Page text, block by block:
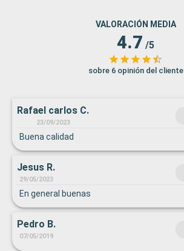
VALORACIÓN MEDIA
4.7 /5
sobre 6 opinión del cliente
Rafael carlos C.
23/09/2023
Buena calidad
Jesus R.
29/05/2023
En general buenas
Pedro B.
07/05/2019